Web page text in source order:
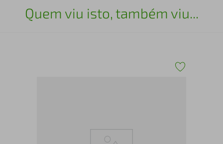
Quem viu isto, também viu...